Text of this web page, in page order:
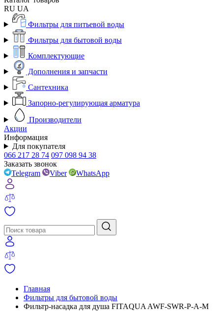
RU UA
Фильтры для питьевой воды
Фильтры для бытовой воды
Комплектующие
Дополнения и запчасти
Сантехника
Запорно-регулирующая арматура
Производители
Акции
Информация
Для покупателя
066 217 28 74 097 098 94 38
Заказать звонок
Telegram
Viber WhatsApp
Главная
Фильтры для бытовой воды
Фильтр-насадка для душа FITAQUA AWF-SWR-P-A-M